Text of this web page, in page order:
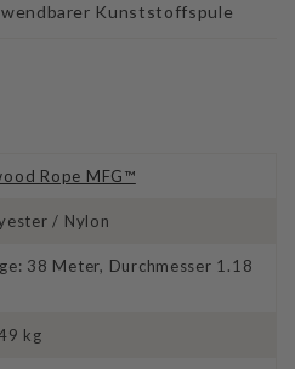
Kunststoffspule
Rope MFG™
/ Nylon
38 Meter, Durchmesser 1.18
kg